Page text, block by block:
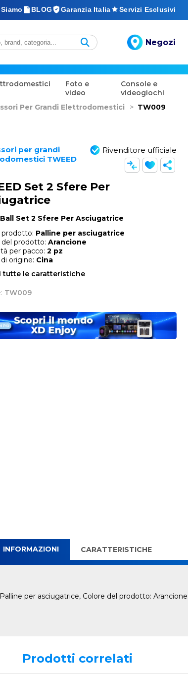
BLOG Garanzia Italia Servizi Esclusivi
Negozi
Foto e
video
Console e
videogiochi
Per Grandi Elettrodomestici > TW009
per grandi
TWEED
Rivenditore ufficiale
Set 2 Sfere Per
Set 2 Sfere Per Asciugatrice
prodotto: Palline per asciugatrice
del prodotto: Arancione
per pacco: 2 pz
origine: Cina
tutte le caratteristiche
TW009
INFORMAZIONI CARATTERISTICHE
per asciugatrice, Colore del prodotto:
Prodotti correlati